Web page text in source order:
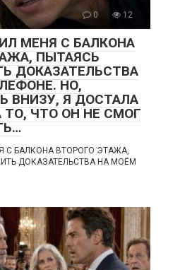
0 12
МЕНЯ С БАЛКОНА
ПЫТАЯСЬ
ДОКАЗАТЕЛЬСТВА
НО,
ВНИЗУ, Я ДОСТАЛА
ТО, ЧТО ОН НЕ СМОГ
С БАЛКОНА ВТОРОГО ЭТАЖА,
ДОКАЗАТЕЛЬСТВА НА МОЁМ